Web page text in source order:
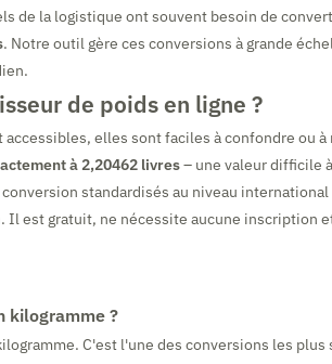
de la logistique ont souvent besoin de
. Notre outil gère ces conversions à grande
de poids en ligne ?
elles sont faciles à confondre ou à
à 2,20462 livres– une valeur difficile
standardisés au niveau international
est gratuit, ne nécessite aucune inscription
kilogramme ?
C'est l'une des conversions les plus